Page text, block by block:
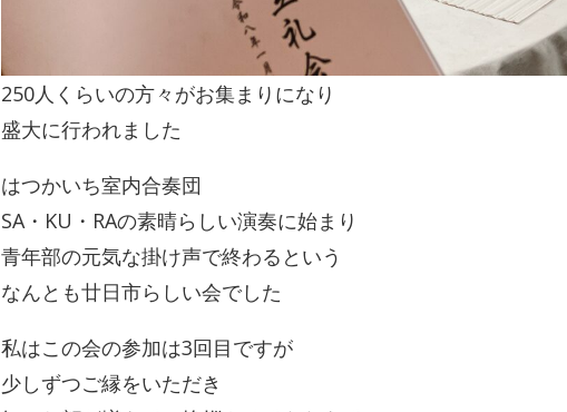
250人くらいの方々がお集まりになり
盛大に行われました
はつかいち室内合奏団
SA・KU・RAの素晴らしい演奏に始まり
青年部の元気な掛け声で終わるという
なんとも廿日市らしい会でした
私はこの会の参加は3回目ですが
少しずつご縁をいただき